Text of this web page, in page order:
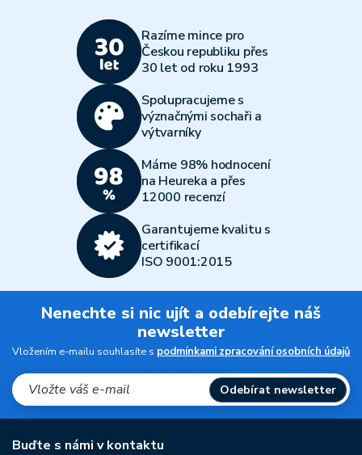
Razíme mince pro
Českou republiku přes
30 let od roku 1993
Spolupracujeme s
význačnými sochaři a
výtvarníky
Máme 98% hodnocení
na Heureka a přes
12000 recenzí
Garantujeme kvalitu s
certifikací
ISO 9001:2015
Nenechte si nic ujít a odebírejte náš
newsletter
Vložením e-mailu souhlasíte s podmínkami zpracování osobních údajů
Odebírat newsletter
Buďte s námi v kontaktu